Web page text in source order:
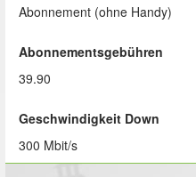
Abonnement (ohne Handy)
Abonnementsgebühren
39.90
Geschwindigkeit Down
300 Mbit/s